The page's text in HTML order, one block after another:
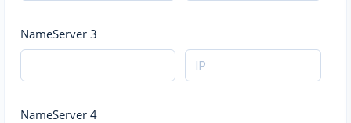
NameServer 3
NameServer 4